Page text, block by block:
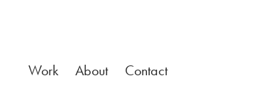
Work About Contact